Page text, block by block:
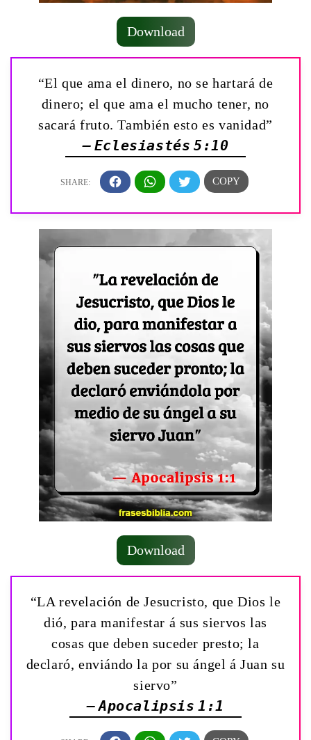
Download
“El que ama el dinero, no se hartará de
dinero; el que ama el mucho tener, no
sacará fruto. También esto es vanidad”
— Eclesiastés 5:10
Download
“LA revelación de Jesucristo, que Dios le
dió, para manifestar á sus siervos las
cosas que deben suceder presto; la
declaró, enviándo la por su ángel á Juan su
siervo”
— Apocalipsis 1:1